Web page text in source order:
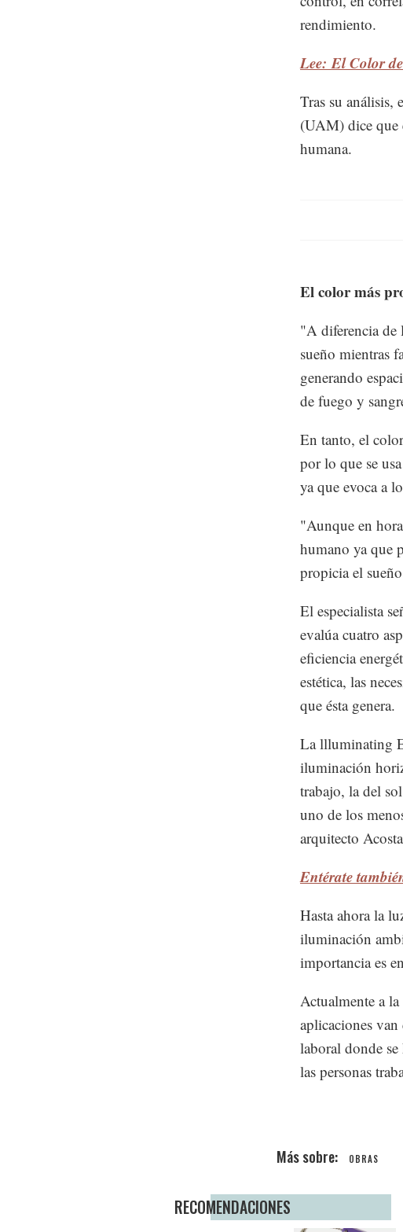
rendimiento.
Lee: El Color
Tras su análisis,
(UAM) dice que
humana.
El color más
"A diferencia de
sueño mientras
generando
de fuego y
En tanto, el
por lo que se
ya que evoca a
"Aunque en
humano ya que
propicia el
El especialista
evalúa cuatro
eficiencia
estética, las
que ésta genera.
La llluminating
iluminación
trabajo, la del
uno de los
arquitecto
Entérate
Hasta ahora la
iluminación
importancia es
Actualmente a
aplicaciones van
laboral donde
las personas
OBRAS
RECOMENDACIONES